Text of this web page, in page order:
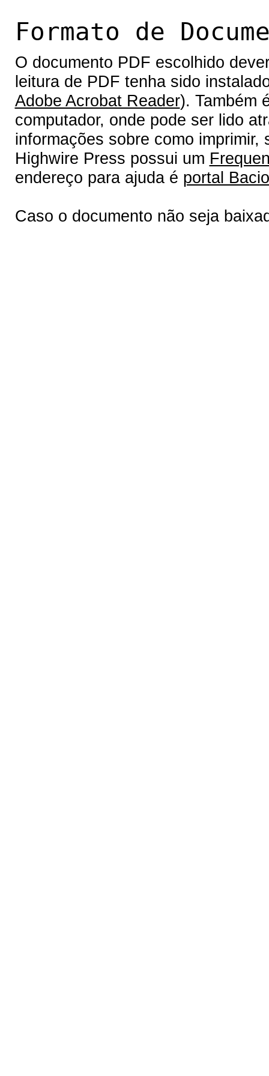
Formato de
O documento PDF escolhido
leitura de PDF tenha sido
Adobe Acrobat Reader). Também
computador, onde pode ser lido
informações sobre como
Highwire Press possui um
endereço para ajuda é portal
Caso o documento não seja